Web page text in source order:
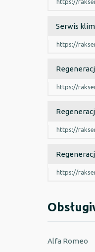
https://
Serwis
https://
https://
https://
https://
Alfa Romeo